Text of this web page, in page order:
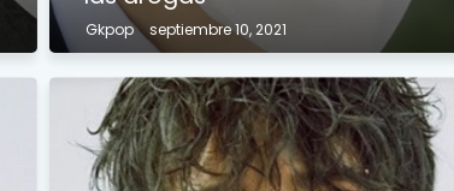
Gkpop septiembre 10, 2021